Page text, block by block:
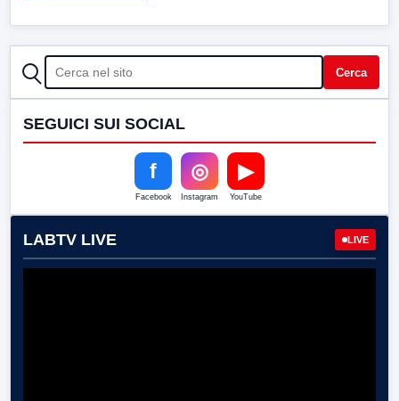
CERCA Cerca
SEGUICI SUI SOCIAL
f
Facebook
◎
Instagram
▶
YouTube
LABTV LIVE LIVE